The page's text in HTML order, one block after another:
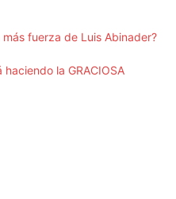
fuerza de Luis Abinader?
la GRACIOSA